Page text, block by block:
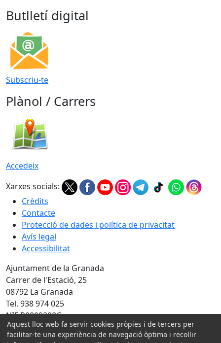
Butlletí digital
Subscriu-te
Plànol / Carrers
Accedeix
Xarxes socials:
Crèdits
Contacte
Protecció de dades i política de privacitat
Avís legal
Accessibilitat
Ajuntament de la Granada
Carrer de l'Estació, 25
08792 La Granada
Tel. 938 974 025
NIF P0809300G
Amb la col·laboració de:
Aquest lloc web fa servir cookies pròpies i de tercers per
facilitar-te una experiència de navegació òptima i recollir